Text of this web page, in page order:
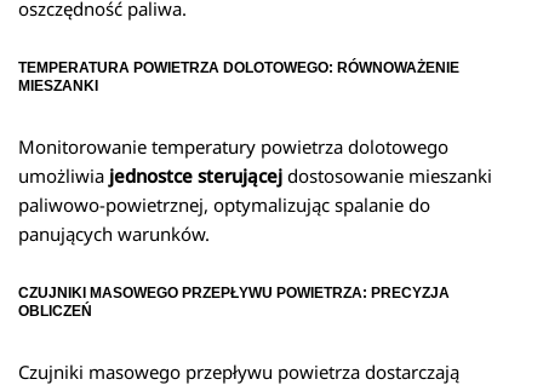
oszczędność paliwa.
TEMPERATURA POWIETRZA DOLOTOWEGO: RÓWNOWAŻENIE
MIESZANKI
Monitorowanie temperatury powietrza dolotowego
umożliwia jednostce sterującej dostosowanie mieszanki
paliwowo-powietrznej, optymalizując spalanie do
panujących warunków.
CZUJNIKI MASOWEGO PRZEPŁYWU POWIETRZA: PRECYZJA
OBLICZEŃ
Czujniki masowego przepływu powietrza dostarczają